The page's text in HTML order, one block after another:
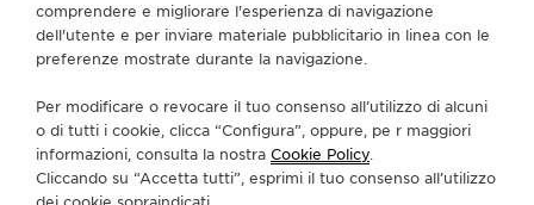
VAI ALLA PAGINA INSTAGRAM DI JAEGER-
VAI ALLA PAGINA LINKEDIN DI JAEGER-
VAI ALLA PAGINA FACEBOOK DI
VAI ALLA PAGINA YOUTUBE
VAI ALLA PAGINA
VAI ALLA PAGINA
ISCRIVERSI ALLA NEWSLETTER
CONTATTI
comprendere e migliorare l'esperienza di navigazione
dell'utente e per inviare materiale pubblicitario in linea con le
preferenze mostrate durante la navigazione.
Per modificare o revocare il tuo consenso all’utilizzo di alcuni
o di tutti i cookie, clicca “Configura”, oppure, pe r maggiori
informazioni, consulta la nostra Cookie Policy.
Cliccando su “Accetta tutti”, esprimi il tuo consenso all’utilizzo